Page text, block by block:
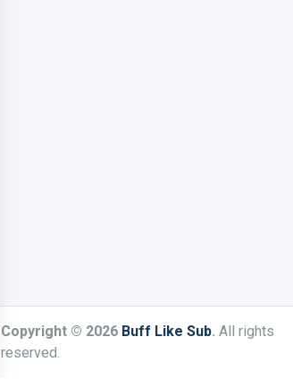
Copyright © 2026 Buff Like Sub. All rights
reserved.